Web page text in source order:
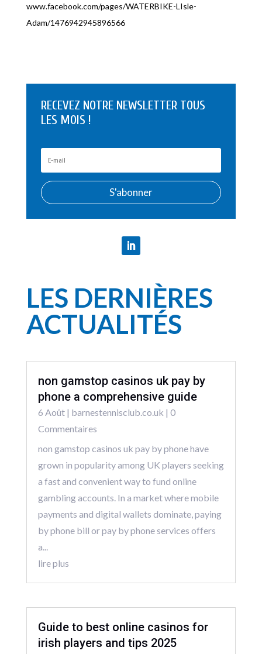
www.facebook.com/pages/WATERBIKE-LIsle-
Adam/1476942945896566
RECEVEZ NOTRE NEWSLETTER TOUS
LES MOIS !
S'abonner
LES DERNIÈRES
ACTUALITÉS
non gamstop casinos uk pay by
phone a comprehensive guide
6 Août| barnestennisclub.co.uk | 0
Commentaires
non gamstop casinos uk pay by phone have
grown in popularity among UK players seeking
a fast and convenient way to fund online
gambling accounts. In a market where mobile
payments and digital wallets dominate, paying
by phone bill or pay by phone services offers
a...
lire plus
Guide to best online casinos for
irish players and tips 2025